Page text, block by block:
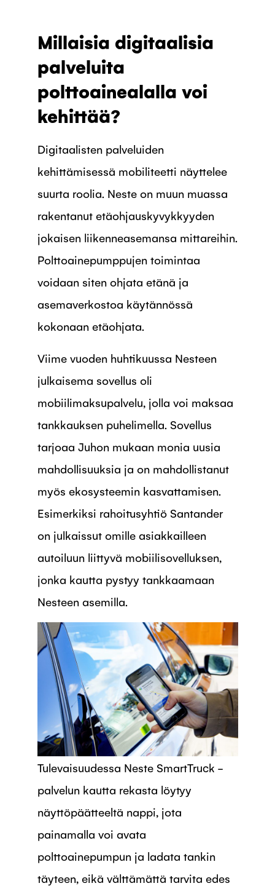
Millaisia digitaalisia
palveluita
polttoainealalla voi
kehittää?
Digitaalisten palveluiden
kehittämisessä mobiliteetti näyttelee
suurta roolia. Neste on muun muassa
rakentanut etäohjauskyvykkyyden
jokaisen liikenneasemansa mittareihin.
Polttoainepumppujen toimintaa
voidaan siten ohjata etänä ja
asemaverkostoa käytännössä
kokonaan etäohjata.
Viime vuoden huhtikuussa Nesteen
julkaisema sovellus oli
mobiilimaksupalvelu, jolla voi maksaa
tankkauksen puhelimella. Sovellus
tarjoaa Juhon mukaan monia uusia
mahdollisuuksia ja on mahdollistanut
myös ekosysteemin kasvattamisen.
Esimerkiksi rahoitusyhtiö Santander
on julkaissut omille asiakkailleen
autoiluun liittyvä mobiilisovelluksen,
jonka kautta pystyy tankkaamaan
Nesteen asemilla.
Tulevaisuudessa Neste SmartTruck -
palvelun kautta rekasta löytyy
näyttöpäätteeltä nappi, jota
painamalla voi avata
polttoainepumpun ja ladata tankin
täyteen, eikä välttämättä tarvita edes